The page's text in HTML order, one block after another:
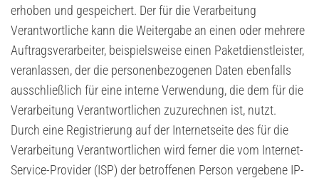
erhoben und gespeichert. Der für die Verarbeitung
Verantwortliche kann die Weitergabe an einen oder mehrere
Auftragsverarbeiter, beispielsweise einen Paketdienstleister,
veranlassen, der die personenbezogenen Daten ebenfalls
ausschließlich für eine interne Verwendung, die dem für die
Verarbeitung Verantwortlichen zuzurechnen ist, nutzt.
Durch eine Registrierung auf der Internetseite des für die
Verarbeitung Verantwortlichen wird ferner die vom Internet-
Service-Provider (ISP) der betroffenen Person vergebene IP-